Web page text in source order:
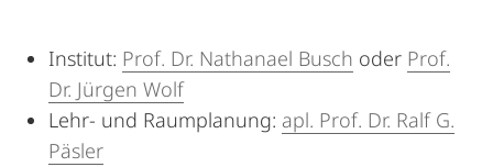
Institut: Prof. Dr. Nathanael Busch oder Prof.
Dr. Jürgen Wolf
Lehr- und Raumplanung: apl. Prof. Dr. Ralf G.
Päsler